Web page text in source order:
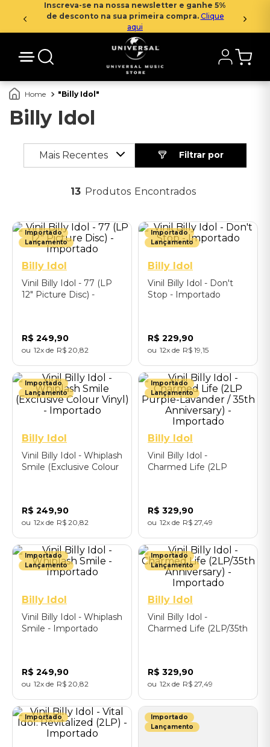
Inscreva-se na nossa newsletter e ganhe 5%
de desconto na sua primeira compra. Clique
aqui
Billy Idol
Billy Idol
Mais Recentes
13 Produtos
Importado
Lançamento
Billy Idol
Vinil Billy Idol - 77 (LP
12" Picture Disc) -
R$ 249,90
12 R$ 20 82
Importado
Lançamento
Billy Idol
Vinil Billy Idol - Don't
Stop - Importado
R$ 229,90
12 R$ 19 15
Importado
Lançamento
Billy Idol
Vinil Billy Idol - Whiplash
Smile (Exclusive Colour
R$ 249,90
12 R$ 20 82
Importado
Lançamento
Billy Idol
Vinil Billy Idol -
Charmed Life (2LP
R$ 329,90
12 R$ 27 49
Importado
Lançamento
Billy Idol
Vinil Billy Idol - Whiplash
Smile - Importado
R$ 249,90
12 R$ 20 82
Importado
Lançamento
Billy Idol
Vinil Billy Idol -
Charmed Life (2LP/35th
R$ 329,90
12 R$ 27 49
Importado
Importado
Lançamento